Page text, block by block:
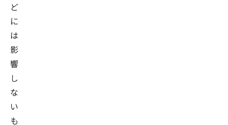
ど
に
は
影
響
し
な
い
も